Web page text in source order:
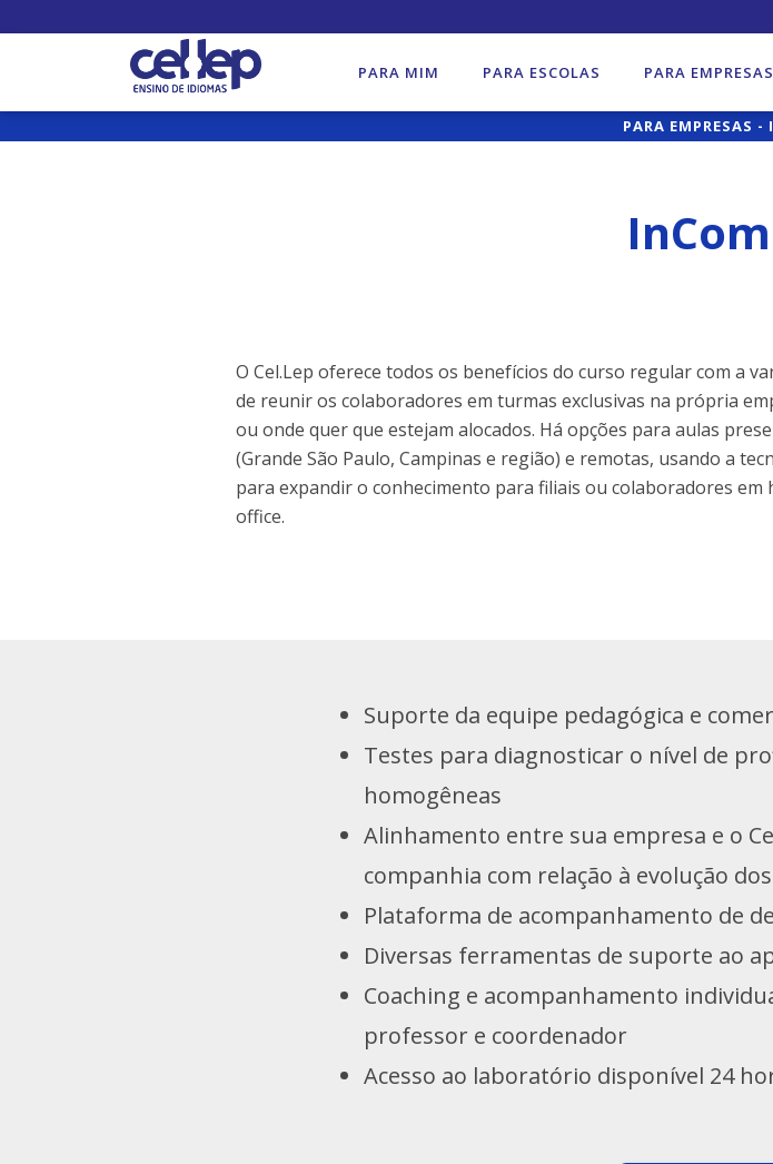
PARA MIM PARA ESCOLAS PARA EMPRESAS
PARA EMPRESAS -
O Cel.Lep oferece todos os benefícios do curso regular com a
de reunir os colaboradores em turmas exclusivas na própria
ou onde quer que estejam alocados. Há opções para aulas
(Grande São Paulo, Campinas e região) e remotas, usando a
para expandir o conhecimento para filiais ou colaboradores em
office.
Suporte da equipe pedagógica e
Testes para diagnosticar o nível de
homogêneas
Alinhamento entre sua empresa e o
companhia com relação à evolução
Plataforma de acompanhamento de
Diversas ferramentas de suporte ao
Coaching e acompanhamento
professor e coordenador
Acesso ao laboratório disponível 24